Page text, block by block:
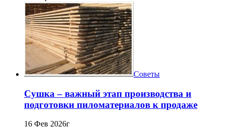
Советы
Сушка – важный этап производства и
подготовки пиломатериалов к продаже
16 Фев 2026г